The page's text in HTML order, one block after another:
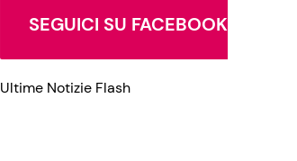
SEGUICI SU FACEBOOK
Ultime Notizie Flash